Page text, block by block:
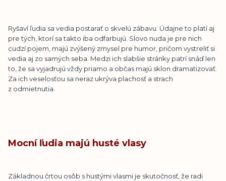
Ryšaví ľudia sa vedia postarať o skvelú zábavu. Údajne to platí aj
pre tých, ktorí sa takto iba odfarbujú. Slovo nuda je pre nich
cudzí pojem, majú zvýšený zmysel pre humor, pričom vystreliť si
vedia aj zo samých seba. Medzi ich slabšie stránky patrí snáď len
to, že sa vyjadrujú vždy priamo a občas majú sklon dramatizovať.
Za ich veselosťou sa neraz ukrýva plachosť a strach
z odmietnutia.
Mocní ľudia majú husté vlasy
Základnou črtou osôb s hustými vlasmi je skutočnosť, že radi